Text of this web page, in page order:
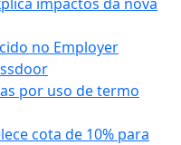
no Employer
por uso de termo
cota de 10% para